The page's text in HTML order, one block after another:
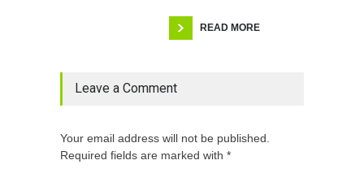
READ MORE
Leave a Comment
Your email address will not be published.
Required fields are marked with *